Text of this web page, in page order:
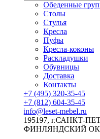
Обеденные
Столы
Стулья
Кресла
Пуфы
Кресла-коконы
Раскладушки
Обувницы
Доставка
Контакты
+7 (495) 320-35-45
+7 (812) 604-35-45
info@leset-mebel.ru
195197, г.САНКТ-
ФИНЛЯНДСКИЙ